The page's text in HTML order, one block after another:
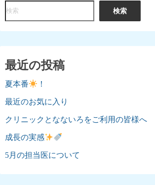
検
索
検索
最近の投稿
夏本番 ！
最近のお気に入り
クリニックとなないろをご利用の皆様へ
成長の実感
5月の担当医について